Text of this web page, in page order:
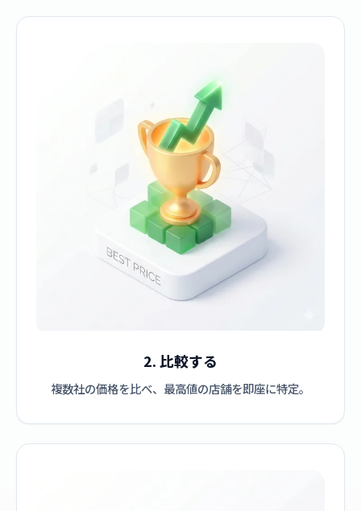
2. 比較する
複数社の価格を比べ、最高値の店舗を即座に特定。